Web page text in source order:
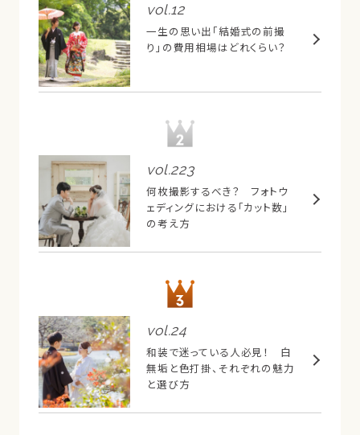
vol.12
一生の思い出「結婚式の前撮
り」の費用相場はどれくらい？
vol.223
何枚撮影するべき？ フォトウ
ェディングにおける「カット数」
の考え方
vol.24
和装で迷っている人必見！ 白
無垢と色打掛、それぞれの魅力
と選び方